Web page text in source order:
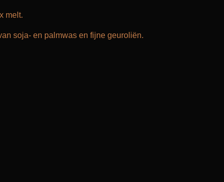
melt.
soja- en palmwas en fijne geuroliën.